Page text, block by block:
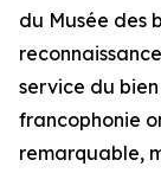
du Musée des
service du
francophonie
remarquable,